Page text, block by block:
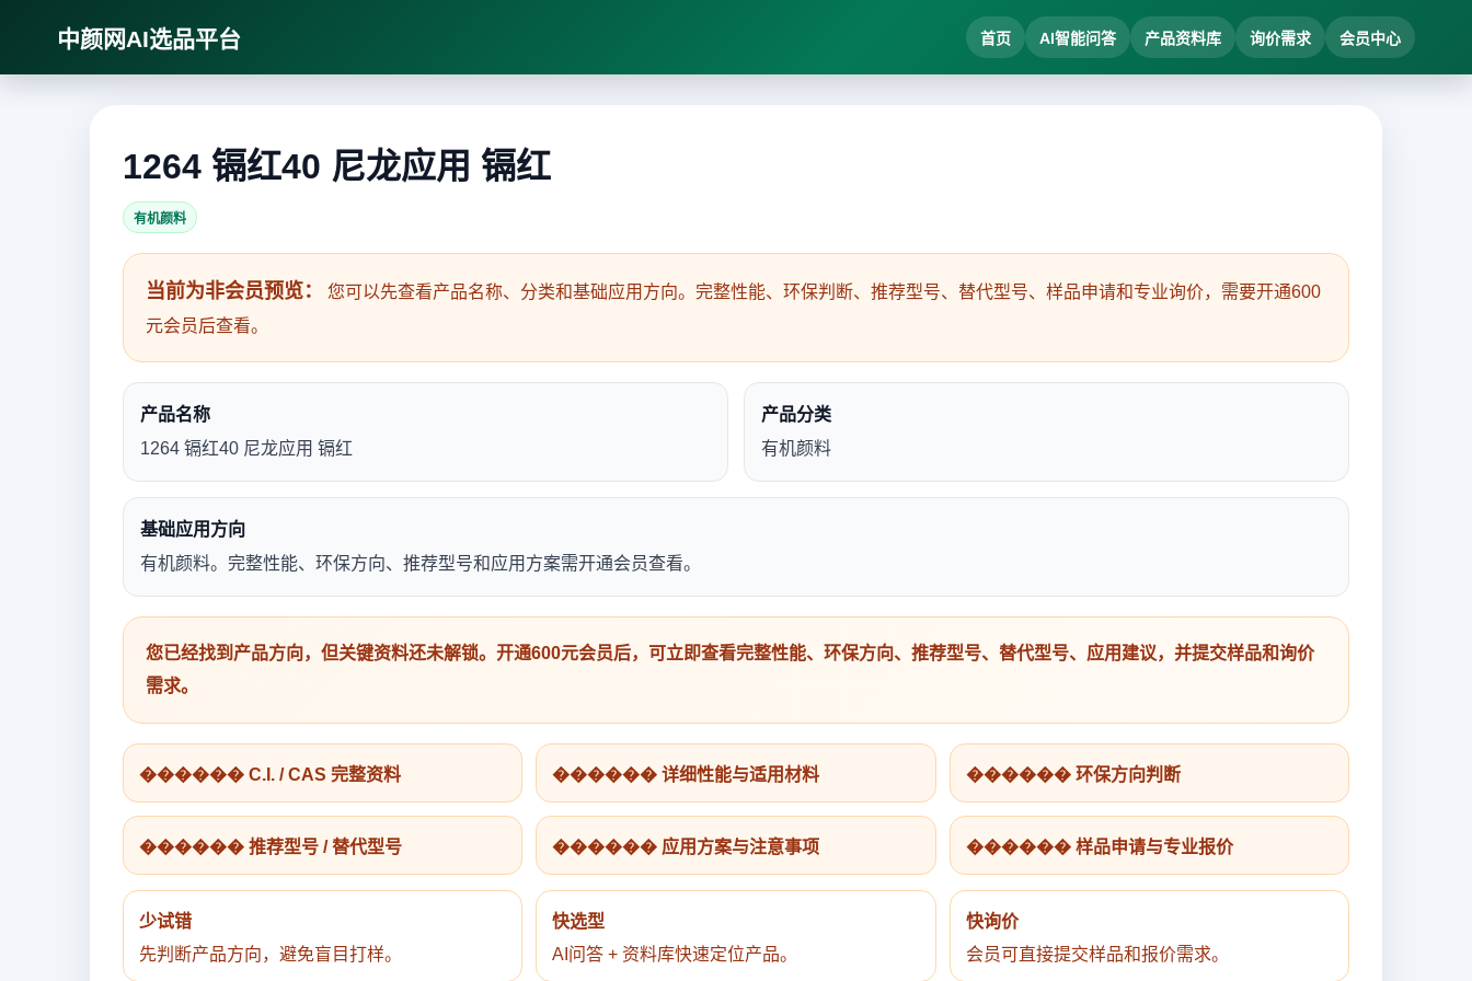
中颜网AI选品平台 首页 AI智能问答 产品资料库 询价需求 会员中心
1264 镉红40 尼龙应用 镉红
有机颜料
当前为非会员预览：
您可以先查看产品名称、分类和基础应用方向。完整性能、环保判断、推荐型号、替代型号、样品申请和专业询价，需要开通600
元会员后查看。
产品名称
1264 镉红40 尼龙应用 镉红
产品分类
有机颜料
基础应用方向
有机颜料。完整性能、环保方向、推荐型号和应用方案需开通会员查看。
您已经找到产品方向，但关键资料还未解锁。开通600元会员后，可立即查看完整性能、环保方向、推荐型号、替代型号、应用建议，并提交样品和询价
需求。
������ C.I. / CAS 完整资料 ������ 详细性能与适用材料 ������ 环保方向判断
������ 推荐型号 / 替代型号 ������ 应用方案与注意事项 ������ 样品申请与专业报价
少试错
先判断产品方向，避免盲目打样。
快选型
AI问答 + 资料库快速定位产品。
快询价
会员可直接提交样品和报价需求。